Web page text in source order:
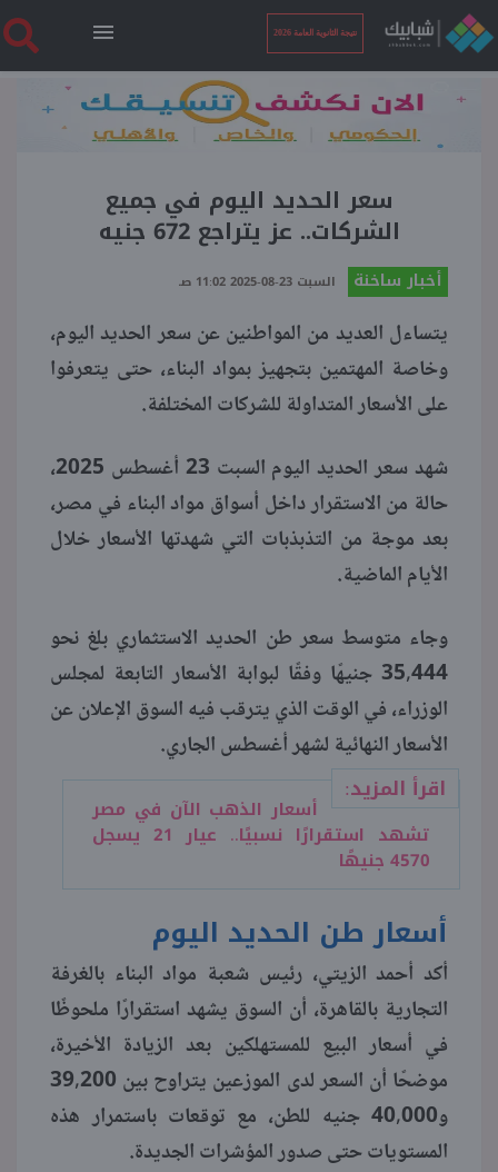
نتيجة الثانوية العامة 2026
الرئيسية
نتيجة الثانوية العامة 2026
فنجان قهوة
بوابة الطلبة
ملفات
منوعات
سعر الحديد اليوم في جميع
الشركات.. عز يتراجع 672 جنيه
أخبار ساخنة السبت 23-08-2025 11:02 صـ
يتساءل العديد من المواطنين عن سعر الحديد اليوم،
وخاصة المهتمين بتجهيز بمواد البناء، حتى يتعرفوا
على الأسعار المتداولة للشركات المختلفة.
شهد سعر الحديد اليوم السبت 23 أغسطس 2025،
حالة من الاستقرار داخل أسواق مواد البناء في مصر،
بعد موجة من التذبذبات التي شهدتها الأسعار خلال
الأيام الماضية.
وجاء متوسط سعر طن الحديد الاستثماري بلغ نحو
35,444 جنيهًا وفقًا لبوابة الأسعار التابعة لمجلس
الوزراء، في الوقت الذي يترقب فيه السوق الإعلان عن
الأسعار النهائية لشهر أغسطس الجاري.
اقرأ المزيد:
أسعار الذهب الآن في مصر
تشهد استقرارًا نسبيًا.. عيار 21 يسجل
4570 جنيهًا
أسعار طن الحديد اليوم
أكد أحمد الزيتي، رئيس شعبة مواد البناء بالغرفة
التجارية بالقاهرة، أن السوق يشهد استقرارًا ملحوظًا
في أسعار البيع للمستهلكين بعد الزيادة الأخيرة،
موضحًا أن السعر لدى الموزعين يتراوح بين 39,200
و40,000 جنيه للطن، مع توقعات باستمرار هذه
المستويات حتى صدور المؤشرات الجديدة.